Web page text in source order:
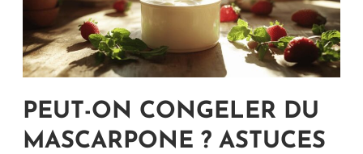
PEUT-ON CONGELER DU
MASCARPONE ? ASTUCES